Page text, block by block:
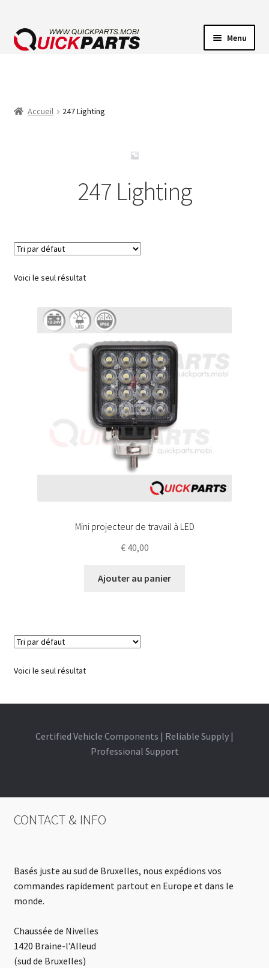
Menu
Accueil 247 Lighting
247 Lighting
Voici le seul résultat
Mini projecteur de travail à LED
€40,00
Ajouter au panier
Voici le seul résultat
Certified Vehicle Components | Reliable Supply |
Professional Support
CONTACT & INFO
Basés juste au sud de Bruxelles, nous expédions vos
commandes rapidement partout en Europe et dans le
monde.
Chaussée de Nivelles
1420 Braine-l’Alleud
(sud de Bruxelles)